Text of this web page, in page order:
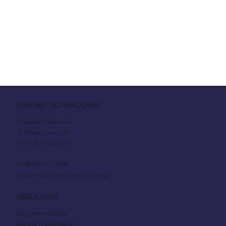
KONTAKT DO PRACOWNI
Majolika Nieborów
ul. Aleja Lipowa 35
99-416 Nieborów
+48 575 101 018
pracownia@majolikanieborow.pl
REGULAMIN
Regulamin sklepu
Zwroty i reklamacje